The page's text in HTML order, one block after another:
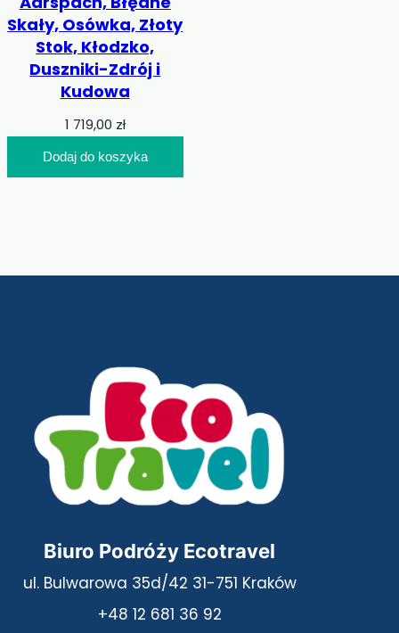
Skały, Osówka, Złoty
Stok, Kłodzko,
Duszniki-Zdrój i
Kudowa
1 719,00 zł
Dodaj do koszyka
Biuro Podróży Ecotravel
ul. Bulwarowa 35d/42 31-751 Kraków
+48 12 681 36 92